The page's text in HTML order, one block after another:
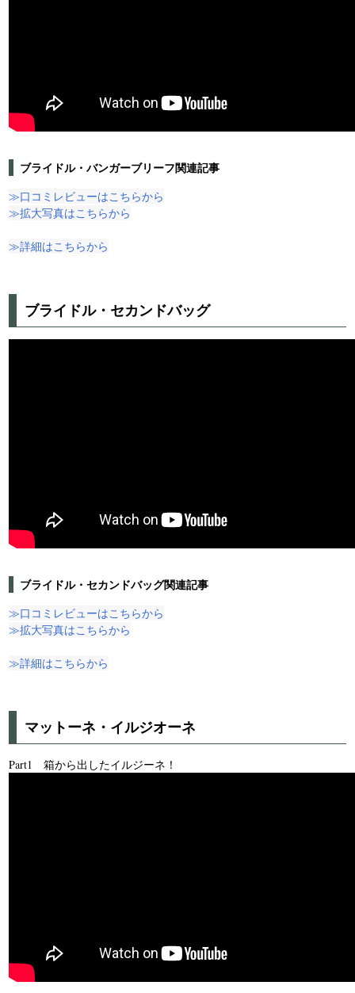
ブライドル・バンガーブリーフ関連記事
≫口コミレビューはこちらから
≫拡大写真はこちらから
≫詳細はこちらから
ブライドル・セカンドバッグ
ブライドル・セカンドバッグ関連記事
≫口コミレビューはこちらから
≫拡大写真はこちらから
≫詳細はこちらから
マットーネ・イルジオーネ
Part1 箱から出したイルジーネ！